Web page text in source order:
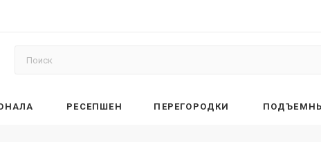
РЕСЕПШЕН ПЕРЕГОРОДКИ